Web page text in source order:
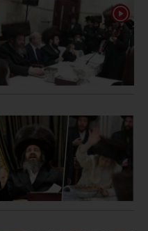
1